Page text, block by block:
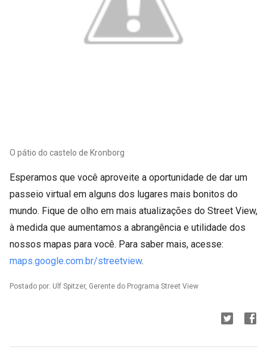
O pátio do castelo de Kronborg
Esperamos que você aproveite a oportunidade de dar um
passeio virtual em alguns dos lugares mais bonitos do
mundo. Fique de olho em mais atualizações do Street View,
à medida que aumentamos a abrangência e utilidade dos
nossos mapas para você. Para saber mais, acesse:
maps.google.com.br/streetview.
Postado por: Ulf Spitzer, Gerente do Programa Street View